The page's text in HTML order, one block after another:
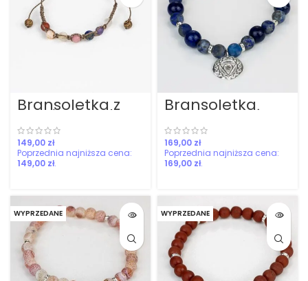
Bransoletka z
kamieni czakr
ręcznie pleciona
zł
149,00 zł
Bransoletka
czakra gardła
zł
169,00 zł
WYPRZEDANE WYPRZEDANE